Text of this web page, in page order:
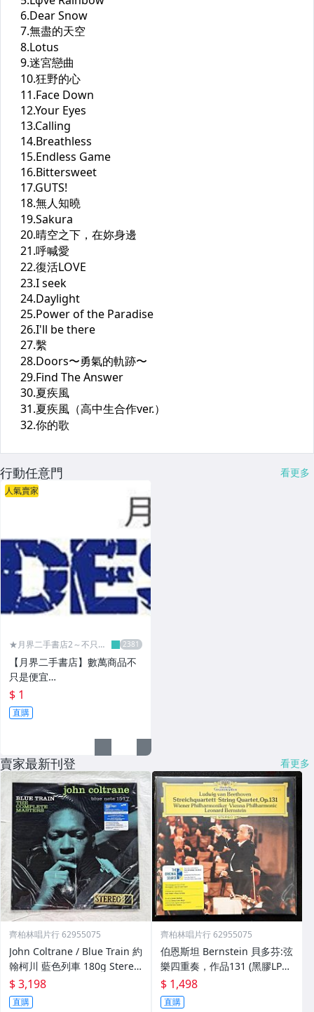
行動任意門 看更多
人氣賣家
★月界二手書店2～不只是
【月界二手書店】數萬商品不
只是便宜…
$ 1
直購
賣家最新刊登 看更多
齊柏林唱片行 62955075
John Coltrane / Blue Train 約
翰柯川 藍色列車 180g Stereo
2LP 黑膠 全新
$ 3,198
直購
齊柏林唱片行 62955075
伯恩斯坦 Bernstein 貝多芬:弦
樂四重奏，作品131 (黑膠LP原
音系列)環球唱片歐美進口全新
正版
$ 1,498
直購